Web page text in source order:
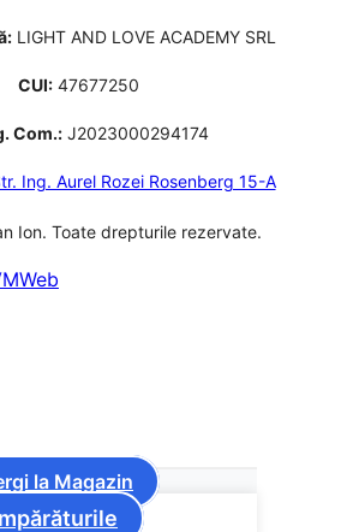
LIGHT AND LOVE ACADEMY SRL
CUI:47677250
Com.: J2023000294174
Ing. Aurel Rozei Rosenberg 15-A
Ion. Toate drepturile rezervate.
la Magazin